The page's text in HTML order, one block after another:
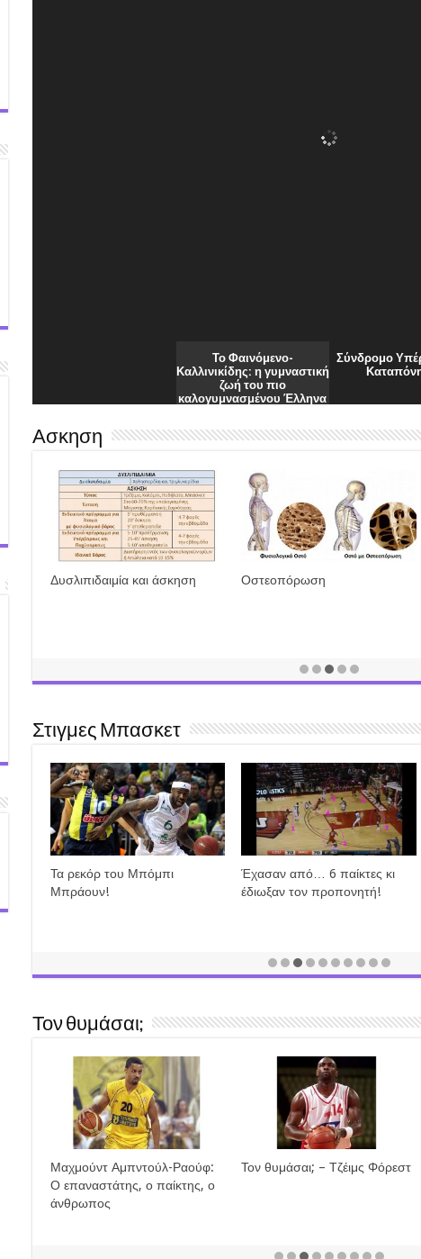
Το Φαινόμενο-
Καλλινικίδης: η γυμναστική
ζωή του πιο
καλογυμνασμένου Έλληνα
Σύνδρομο
Ασκηση
Δυσλιπιδαιμία και άσκηση Οστεοπόρωση
Στιγμες Μπασκετ
Τα ρεκόρ του Μπόμπι
Μπράουν!
Έχασαν από… 6 παίκτες κι
έδιωξαν τον προπονητή!
Τον θυμάσαι;
Μαχμούντ Αμπντούλ-Ραούφ:
Ο επαναστάτης, ο παίκτης, ο
άνθρωπος
Τον θυμάσαι; – Τζέιμς Φόρεστ